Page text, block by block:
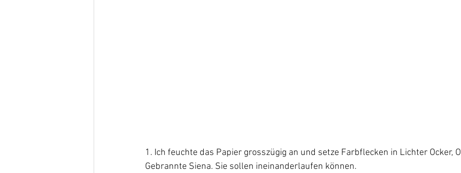
1. Ich feuchte das Papier grosszügig an und setze Farbflecken in Lichter Ocker,
Gebrannte Siena. Sie sollen ineinanderlaufen können.